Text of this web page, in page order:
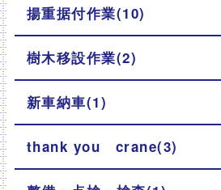
揚重据付作業(10)
樹木移設作業(2)
新車納車(1)
thank you crane(3)